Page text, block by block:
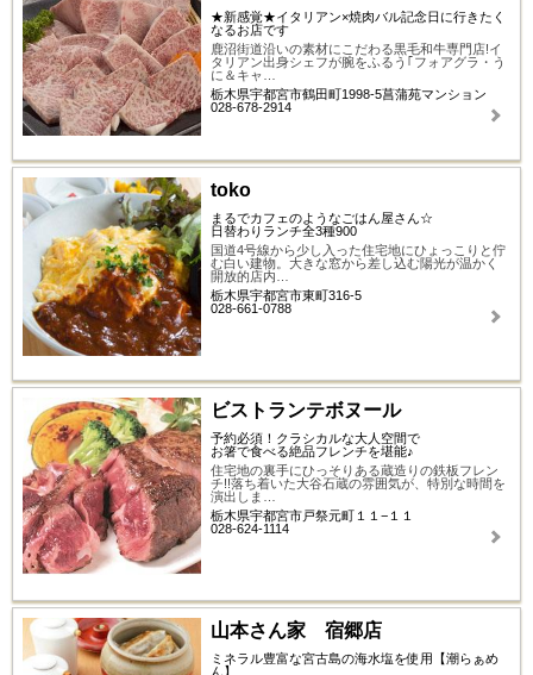
★新感覚★イタリアン×焼肉バル記念日に行きたく
なるお店です
鹿沼街道沿いの素材にこだわる黒毛和牛専門店!イ
タリアン出身シェフが腕をふるう｢フォアグラ・う
に＆キャ…
栃木県宇都宮市鶴田町1998-5菖蒲苑マンション
028-678-2914
toko
まるでカフェのようなごはん屋さん☆
日替わりランチ全3種900
国道4号線から少し入った住宅地にひょっこりと佇
む白い建物。大きな窓から差し込む陽光が温かく
開放的店内…
栃木県宇都宮市東町316-5
028-661-0788
ビストランテボヌール
予約必須！クラシカルな大人空間で
お箸で食べる絶品フレンチを堪能♪
住宅地の裏手にひっそりある蔵造りの鉄板フレン
チ!!落ち着いた大谷石蔵の雰囲気が、特別な時間を
演出しま…
栃木県宇都宮市戸祭元町１１−１１
028-624-1114
山本さん家 宿郷店
ミネラル豊富な宮古島の海水塩を使用【潮らぁめ
ん】